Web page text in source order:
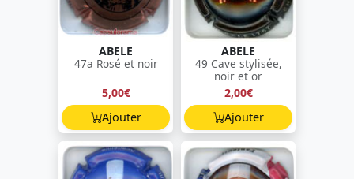
ABELE
47a Rosé et noir
5,00€
Ajouter
ABELE
49 Cave stylisée,
noir et or
2,00€
Ajouter